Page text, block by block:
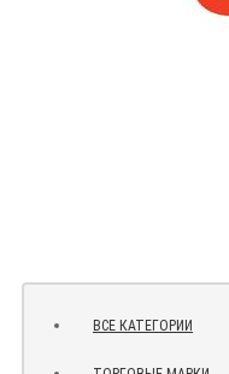
ВСЕ КАТЕГОРИИ